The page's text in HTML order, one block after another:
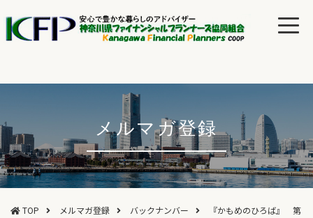
メルマガ登録
TOP メルマガ登録 バックナンバー
『かもめのひろば』 第